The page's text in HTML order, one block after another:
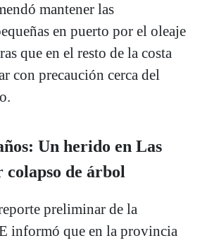
mantener las
en puerto por el oleaje
que en el resto de la costa
con precaución cerca del
Un herido en Las
colapso de árbol
preliminar de la
informó que en la provincia